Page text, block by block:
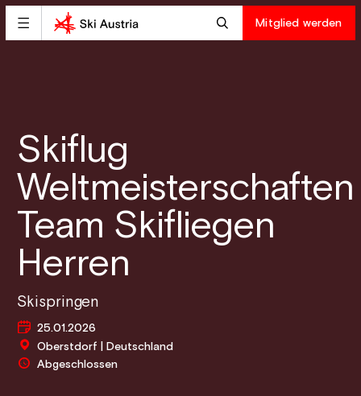
Mitglied werden
Skiflug
Weltmeisterschaften
Team Skifliegen
Herren
Skispringen
25.01.2026
Oberstdorf | Deutschland
Abgeschlossen